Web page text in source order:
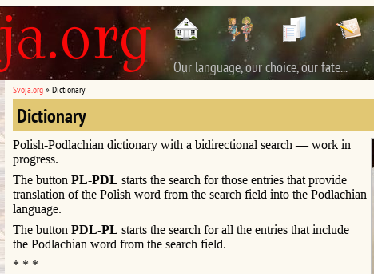
Our language, our choice, our fate...
Svoja.org » Dictionary
Dictionary
Polish-Podlachian dictionary with a bidirectional search — work in
progress.
The button PL-PDL starts the search for those entries that provide
translation of the Polish word from the search field into the Podlachian
language.
The button PDL-PL starts the search for all the entries that include
the Podlachian word from the search field.
* * *